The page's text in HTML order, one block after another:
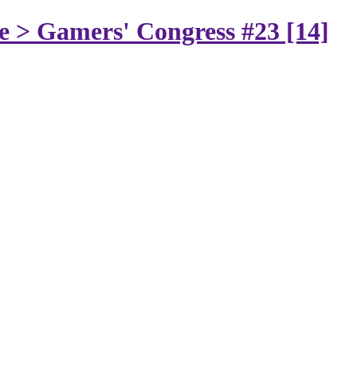
Gamers' Congress #23 [14]